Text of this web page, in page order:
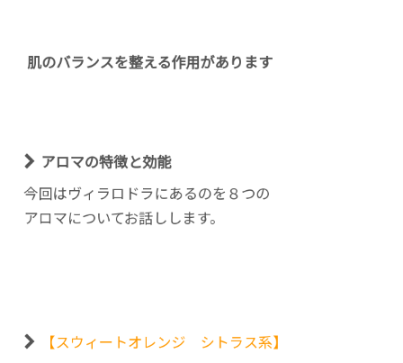
肌のバランスを整える作用があります
アロマの特徴と効能
今回はヴィラロドラにあるのを８つの
アロマについてお話しします。
【スウィートオレンジ シトラス系】